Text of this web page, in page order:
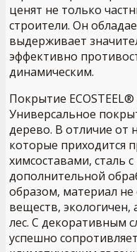
ценят не только
строители. Он
выдерживает
эффективно
динамическим.
Покрытие
Универсальное
дерево. В отличие от
которые приходится
химсоставами, сталь
дополнительной
образом, материал не
веществ,
лес. С декоративным
успешно